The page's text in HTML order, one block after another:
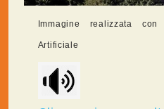
Immagine realizzata
Artificiale